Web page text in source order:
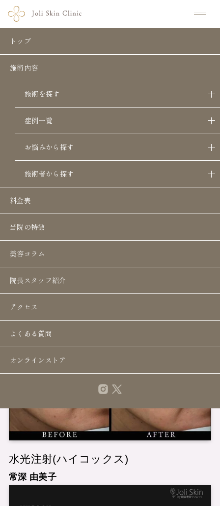
トップ
施術内容
施術を探す
症例一覧
お悩みから探す
施術者から探す
料金表
当院の特徴
美容コラム
院長スタッフ紹介
アクセス
よくある質問
オンラインストア
水光注射(ハイコックス)の症例写真一覧
水光注射(ハイコックス)
水光注射(ハイコックス)
常深 由美子